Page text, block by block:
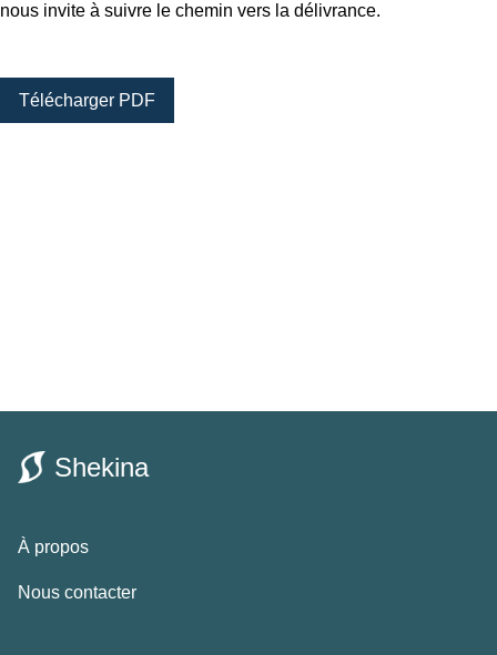
nous invite à suivre le chemin vers la délivrance.
Télécharger PDF
Shekina
À propos
Nous contacter